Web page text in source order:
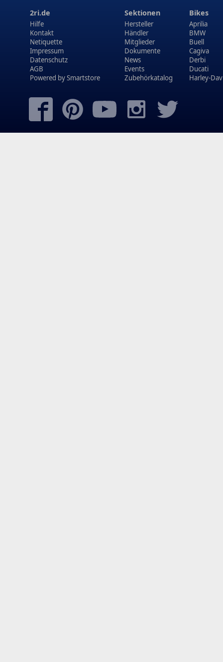
2ri.de
Hilfe
Kontakt
Netiquette
Impressum
Datenschutz
AGB
Powered bySmartstore
Sektionen
Hersteller
Händler
Mitglieder
Dokumente
News
Events
Zubehörkatalog
Bikes
Aprilia
BMW
Buell
Cagiva
Derbi
Ducati
Harley-